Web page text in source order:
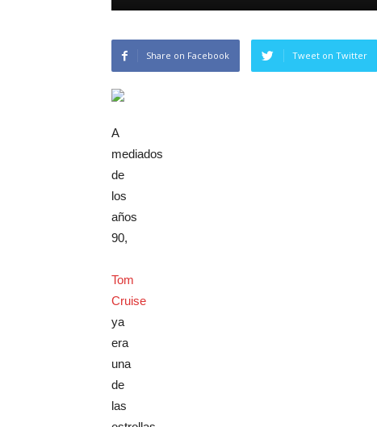
Share on Facebook Tweet on Twitter
A
mediados
de
los
años
90,
Tom
Cruise
ya
era
una
de
las